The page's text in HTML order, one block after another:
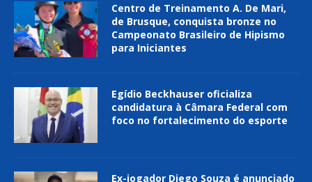
Centro de Treinamento A. De Mari,
de Brusque, conquista bronze no
Campeonato Brasileiro de Hipismo
para Iniciantes
Egídio Beckhauser oficializa
candidatura à Câmara Federal com
foco no fortalecimento do esporte
Ex-jogador Diego Souza é anunciado